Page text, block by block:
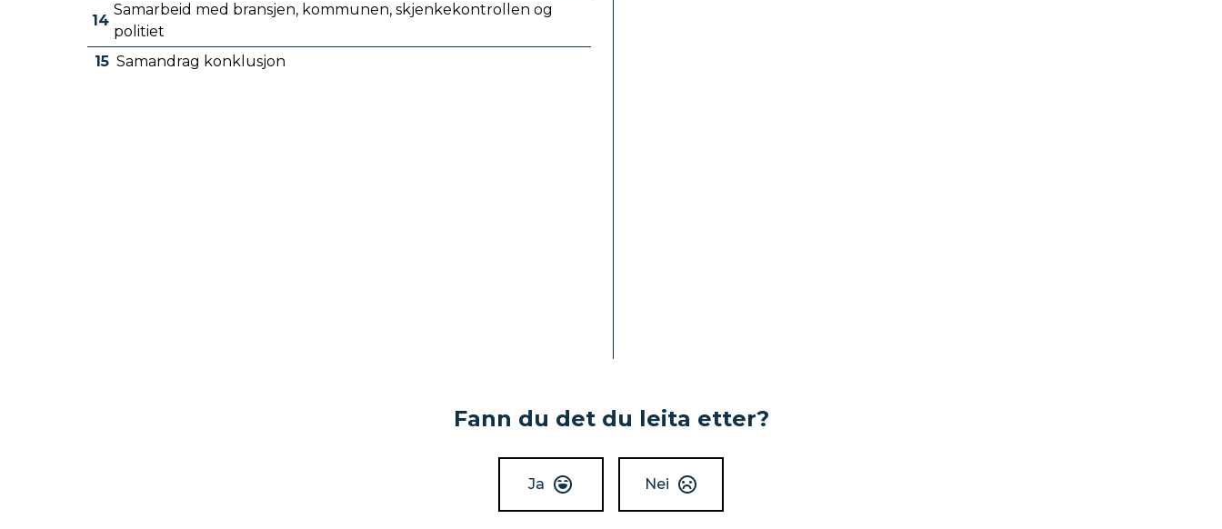
14
Samarbeid med bransjen, kommunen, skjenkekontrollen og
politiet
15 Samandrag konklusjon
Fann du det du leita etter?
Ja Nei